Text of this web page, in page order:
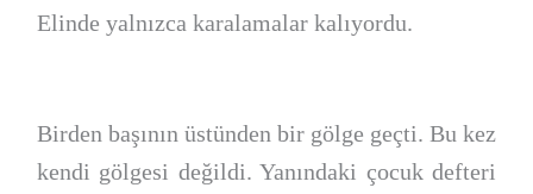
Elinde yalnızca karalamalar kalıyordu.
Birden başının üstünden bir gölge geçti. Bu kez
kendi gölgesi değildi. Yanındaki çocuk defteri